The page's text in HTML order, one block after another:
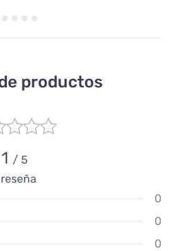
productos
1 / 5
reseña
0
0
0